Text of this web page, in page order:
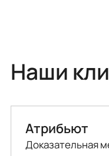
Наши
Атрибьют
Доказательная